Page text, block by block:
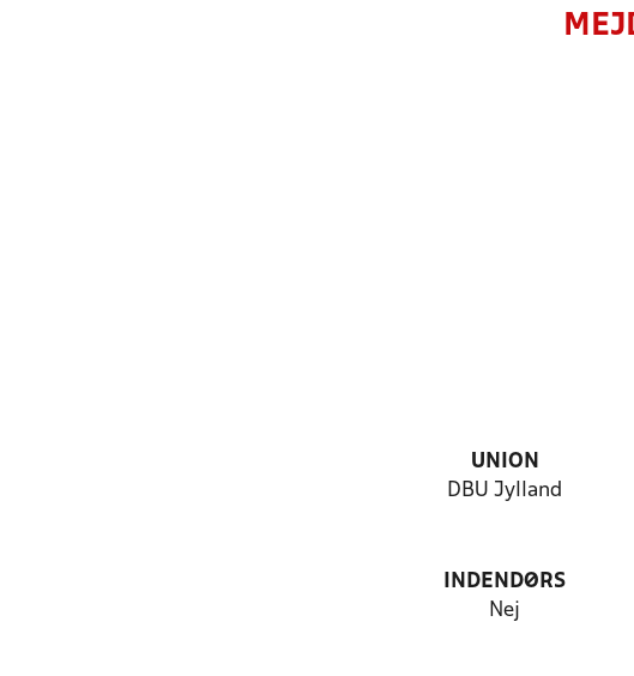
UNION
DBU Jylland
INDENDØRS
Nej